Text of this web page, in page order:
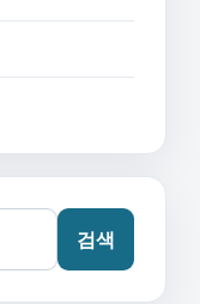
검색